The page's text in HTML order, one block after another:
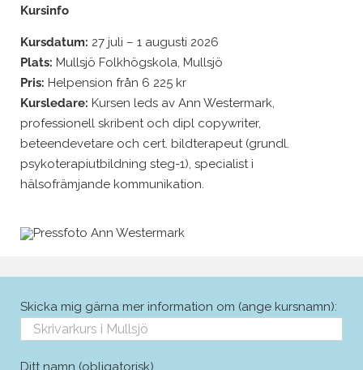
Kursinfo
Kursdatum: 27 juli – 1 augusti 2026
Plats: Mullsjö Folkhögskola, Mullsjö
Pris: Helpension från 6 225 kr
Kursledare: Kursen leds av Ann Westermark,
professionell skribent och dipl copywriter,
beteendevetare och cert. bildterapeut (grundl.
psykoterapiutbildning steg-1), specialist i
hälsofrämjande kommunikation.
Skicka mig gärna mer information om (ange kursnamn):
Ditt namn (obligatorisk)